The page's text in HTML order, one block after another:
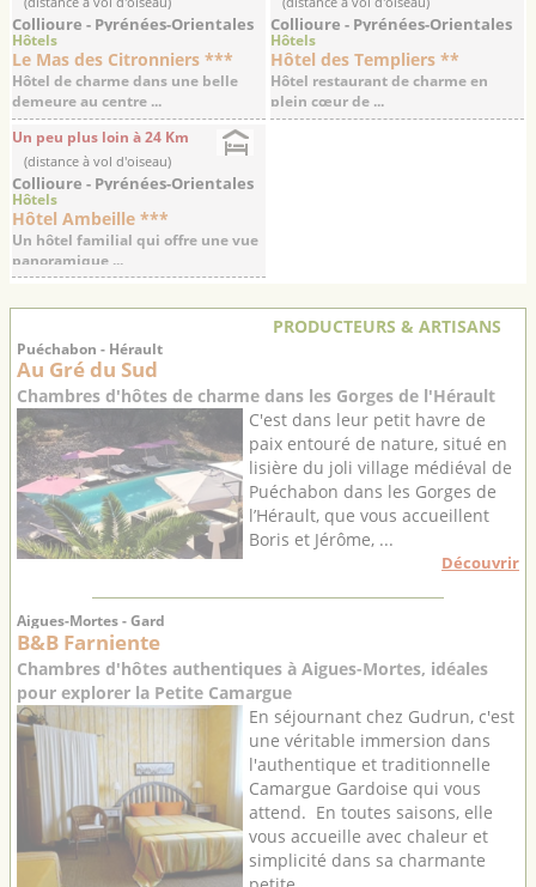
Collioure - Pyrénées-Orientales
Hôtels
Le Mas des Citronniers ***
Hôtel de charme dans une belle
demeure au centre ...
Collioure - Pyrénées-Orientales
Hôtels
Hôtel des Templiers **
Hôtel restaurant de charme en
plein cœur de ...
Un peu plus loin à 24 Km
(distance à vol d'oiseau)
Collioure - Pyrénées-Orientales
Hôtels
Hôtel Ambeille ***
Un hôtel familial qui offre une vue
panoramique ...
PRODUCTEURS & ARTISANS
Puéchabon - Hérault
Au Gré du Sud
Chambres d'hôtes de charme dans les Gorges de l'Hérault
C'est dans leur petit havre de
paix entouré de nature, situé en
lisière du joli village médiéval de
Puéchabon dans les Gorges de
l’Hérault, que vous accueillent
Boris et Jérôme, ...
Découvrir
Aigues-Mortes - Gard
B&B Farniente
Chambres d'hôtes authentiques à Aigues-Mortes, idéales
pour explorer la Petite Camargue
En séjournant chez Gudrun, c'est
une véritable immersion dans
l'authentique et traditionnelle
Camargue Gardoise qui vous
attend. En toutes saisons, elle
vous accueille avec chaleur et
simplicité dans sa charmante